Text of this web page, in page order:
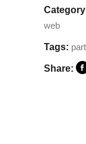
web
Tags:
Share: